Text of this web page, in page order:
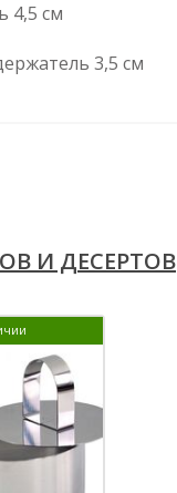
4,5 см
3,5 см
И ДЕСЕРТОВ